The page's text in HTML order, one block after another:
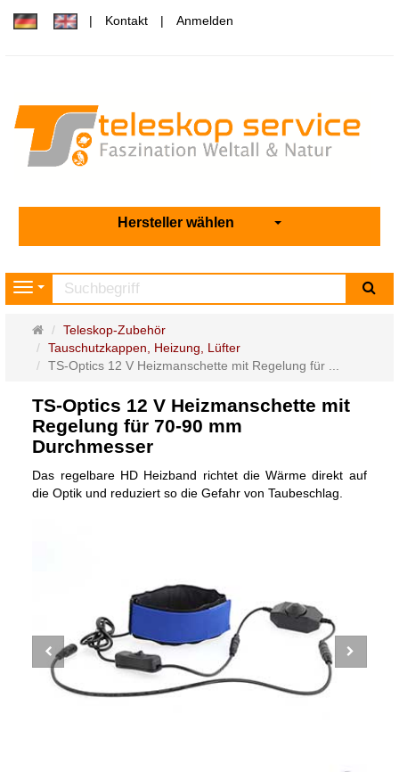
Kontakt Anmelden
Hersteller wählen
Navigation
Startseite
Teleskop-Zubehör
Tauschutzkappen, Heizung, Lüfter
TS-Optics 12 V Heizmanschette mit Regelung für ...
TS-Optics 12 V Heizmanschette mit
Regelung für 70-90 mm
Durchmesser
Das regelbare HD Heizband richtet die Wärme direkt auf
die Optik und reduziert so die Gefahr von Taubeschlag.